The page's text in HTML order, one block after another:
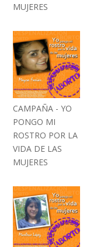
MUJERES
CAMPAÑA - YO
PONGO MI
ROSTRO POR LA
VIDA DE LAS
MUJERES